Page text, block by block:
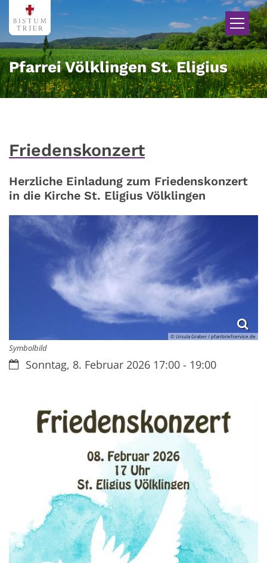
Zum Inhalt springen
Pfarrei Völklingen St. Eligius
Friedenskonzert
Herzliche Einladung zum Friedenskonzert
in die Kirche St. Eligius Völklingen
© Ursula Graber / pfarrbriefservice.de
Symbolbild
Datum:Sonntag, 8. Februar 2026 17:00 - 19:00